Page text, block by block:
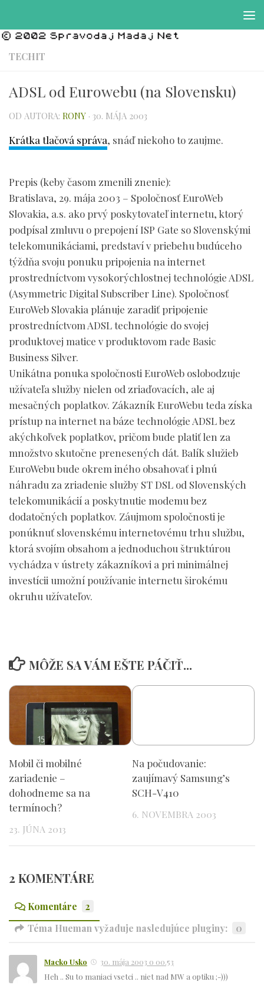
TECHIT
ADSL od Eurowebu (na Slovensku)
OD AUTORA: RONY · 30. MÁJA 2003
Krátka tlačová správa, snáď niekoho to zaujme.
Prepis (keby časom zmenili znenie):
Bratislava, 29. mája 2003 – Spoločnosť EuroWeb
Slovakia, a.s. ako prvý poskytovateľ internetu, ktorý
podpísal zmluvu o prepojení ISP Gate so Slovenskými
telekomunikáciami, predstaví v priebehu budúceho
týždňa svoju ponuku pripojenia na internet
prostredníctvom vysokorýchlostnej technológie ADSL
(Asymmetric Digital Subscriber Line). Spoločnosť
EuroWeb Slovakia plánuje zaradiť pripojenie
prostredníctvom ADSL technológie do svojej
produktovej matice v produktovom rade Basic
Business Silver.
Unikátna ponuka spoločnosti EuroWeb oslobodzuje
užívateľa služby nielen od zriaďovacích, ale aj
mesačných poplatkov. Zákazník EuroWebu teda získa
prístup na internet na báze technológie ADSL bez
akýchkoľvek poplatkov, pričom bude platiť len za
množstvo skutočne prenesených dát. Balík služieb
EuroWebu bude okrem iného obsahovať i plnú
náhradu za zriadenie služby ST DSL od Slovenských
telekomunikácií a poskytnutie modemu bez
dodatočných poplatkov. Záujmom spoločnosti je
ponúknuť slovenskému internetovému trhu službu,
ktorá svojím obsahom a jednoduchou štruktúrou
vychádza v ústrety zákazníkovi a pri minimálnej
investícii umožní používanie internetu širokému
okruhu užívateľov.
MÔŽE SA VÁM EŠTE PÁČIŤ...
Mobil či mobilné
zariadenie –
dohodneme sa na
termínoch?
23. JÚNA 2013
Na počudovanie:
zaujímavý Samsung’s
SCH-V410
6. NOVEMBRA 2003
2 KOMENTÁRE
Komentáre
2
Téma Hueman vyžaduje nasledujúce pluginy:
0
Macko Usko
30. mája 2003 o 00.53
Heh .. Su to maniaci vsetci .. niet nad MW a optiku ;-)))